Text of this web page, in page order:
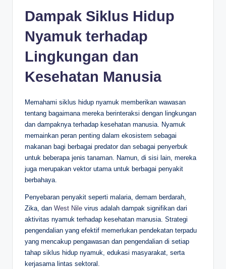
Dampak Siklus Hidup
Nyamuk terhadap
Lingkungan dan
Kesehatan Manusia
Memahami siklus hidup nyamuk memberikan wawasan
tentang bagaimana mereka berinteraksi dengan lingkungan
dan dampaknya terhadap kesehatan manusia. Nyamuk
memainkan peran penting dalam ekosistem sebagai
makanan bagi berbagai predator dan sebagai penyerbuk
untuk beberapa jenis tanaman. Namun, di sisi lain, mereka
juga merupakan vektor utama untuk berbagai penyakit
berbahaya.
Penyebaran penyakit seperti malaria, demam berdarah,
Zika, dan West Nile virus adalah dampak signifikan dari
aktivitas nyamuk terhadap kesehatan manusia. Strategi
pengendalian yang efektif memerlukan pendekatan terpadu
yang mencakup pengawasan dan pengendalian di setiap
tahap siklus hidup nyamuk, edukasi masyarakat, serta
kerjasama lintas sektoral.